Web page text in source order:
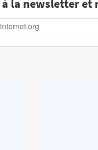
la newsletter et